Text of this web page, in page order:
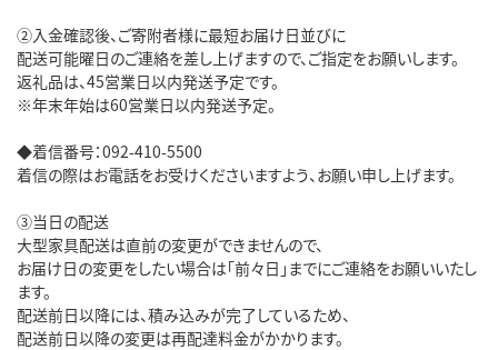
②入金確認後、ご寄附者様に最短お届け日並びに
配送可能曜日のご連絡を差し上げますので、ご指定をお願いします。
返礼品は、45営業日以内発送予定です。
※年末年始は60営業日以内発送予定。
◆着信番号：092-410-5500
着信の際はお電話をお受けくださいますよう、お願い申し上げます。
③当日の配送
大型家具配送は直前の変更ができませんので、
お届け日の変更をしたい場合は「前々日」までにご連絡をお願いいたし
ます。
配送前日以降には、積み込みが完了しているため、
配送前日以降の変更は再配達料金がかかります。